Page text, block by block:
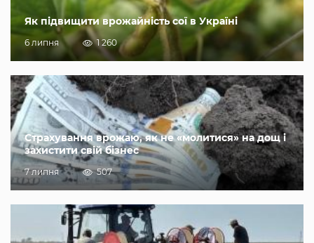
Як підвищити врожайність сої в Україні
6 липня 1 260
Страхування врожаю, як не «молитися» на дощ і
захистити свій бізнес
7 липня 507